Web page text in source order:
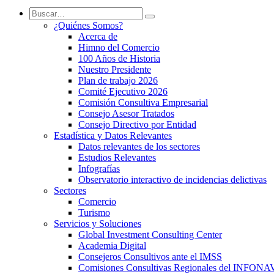
¿Quiénes Somos?
Acerca de
Himno del Comercio
100 Años de Historia
Nuestro Presidente
Plan de trabajo 2026
Comité Ejecutivo 2026
Comisión Consultiva Empresarial
Consejo Asesor Tratados
Consejo Directivo por Entidad
Estadística y Datos Relevantes
Datos relevantes de los sectores
Estudios Relevantes
Infografías
Observatorio interactivo de incidencias delictivas
Sectores
Comercio
Turismo
Servicios y Soluciones
Global Investment Consulting Center
Academia Digital
Consejeros Consultivos ante el IMSS
Comisiones Consultivas Regionales del